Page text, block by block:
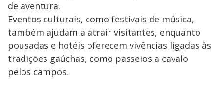
de aventura.
Eventos culturais, como festivais de música,
também ajudam a atrair visitantes, enquanto
pousadas e hotéis oferecem vivências ligadas às
tradições gaúchas, como passeios a cavalo
pelos campos.